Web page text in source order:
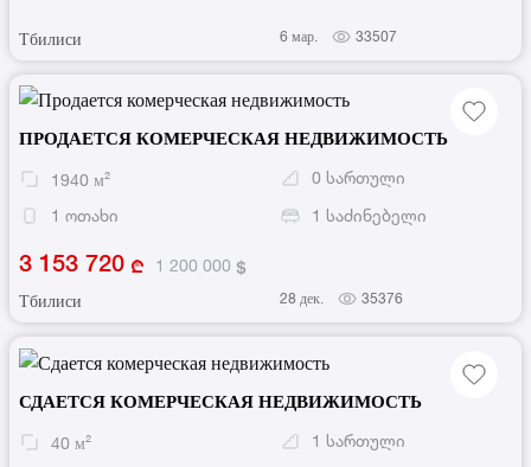
Тбилиси 6 мар. 33507
ПРОДАЕТСЯ КОМЕРЧЕСКАЯ НЕДВИЖИМОСТЬ
1940 м² 0 სართული
1 ოთახი 1 საძინებელი
3 153 720
1 200 000
Тбилиси
28 дек. 35376
СДАЕТСЯ КОМЕРЧЕСКАЯ НЕДВИЖИМОСТЬ
40 м² 1 სართული